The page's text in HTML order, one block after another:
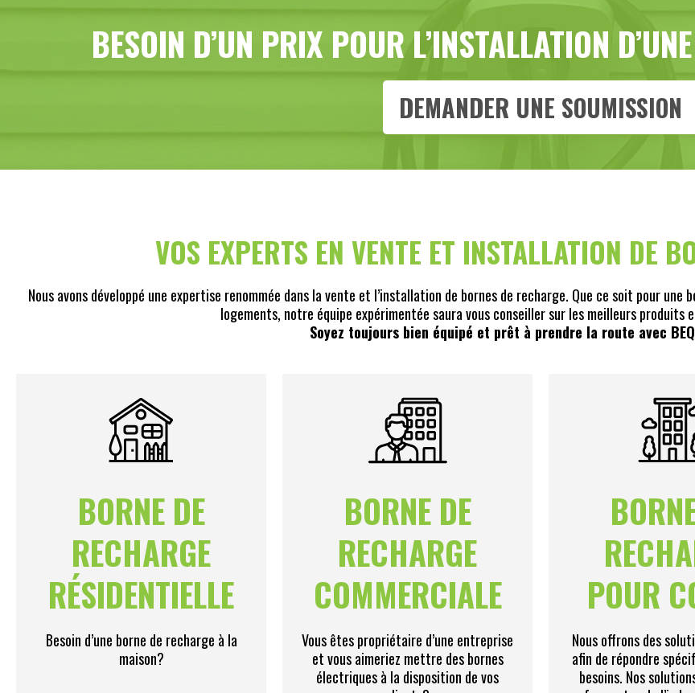
BESOIN D’UN PRIX POUR L’INSTALLATION
DEMANDER UNE SOUMISSION
VOS EXPERTS EN VENTE ET INSTALLATION DE
Nous avons développé une expertise renommée dans la vente et l’installation de bornes de recharge. Que ce soit pour
logements, notre équipe expérimentée saura vous conseiller sur les meilleurs produits
Soyez toujours bien équipé et prêt à prendre la route avec
BORNE DE
RECHARGE
RÉSIDENTIELLE
Besoin d’une borne de recharge à la
maison?
BORNE DE
RECHARGE
COMMERCIALE
Vous êtes propriétaire d’une entreprise
et vous aimeriez mettre des bornes
électriques à la disposition de vos
POUR
Nous offrons des
afin de répondre
besoins. Nos